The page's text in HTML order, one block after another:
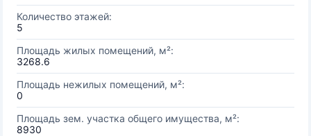
Количество этажей:
5
Площадь жилых помещений, м²:
3268.6
Площадь нежилых помещений, м²:
0
Площадь зем. участка общего имущества, м²:
8930